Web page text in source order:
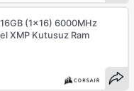
(1x16) 6000MHz
XMP Kutusuz Ram